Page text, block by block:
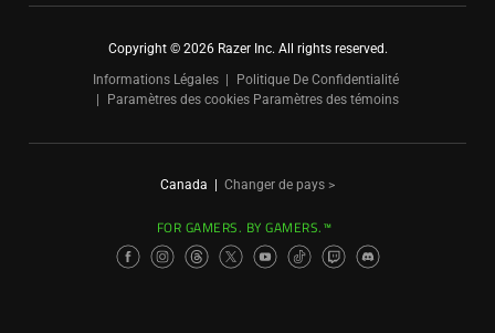
Copyright © 2026 Razer Inc. All rights reserved.
Informations Légales
Politique De Confidentialité
Paramètres des cookies Paramètres des témoins
Canada Changer de pays >
FOR GAMERS. BY GAMERS.™